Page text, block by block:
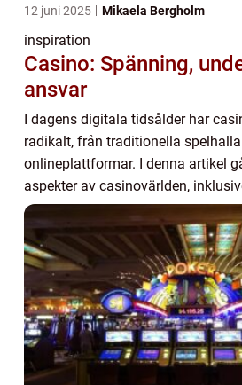
12 juni 2025 Mikaela Bergholm
inspiration
Casino: Spänning,
ansvar
I dagens digitala tidsålder har
radikalt, från traditionella
onlineplattformar. I denna artikel
aspekter av casinovärlden,